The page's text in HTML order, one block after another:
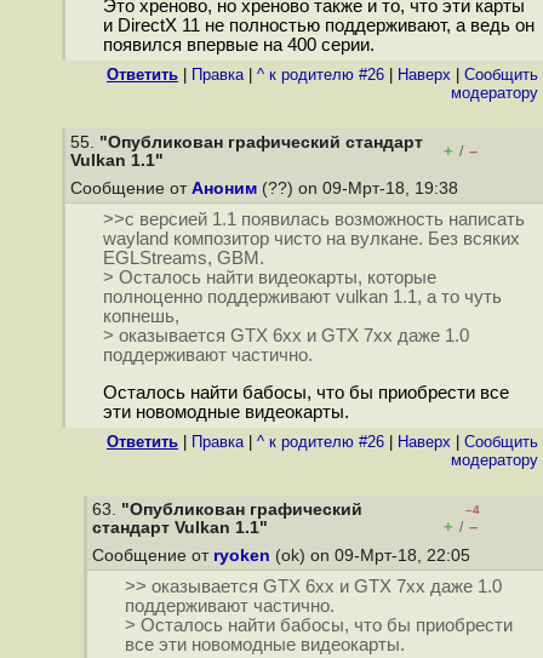
Это хреново, но хреново также и то, что эти карты
и DirectX 11 не полностью поддерживают, а ведь он
появился впервые на 400 серии.
Ответить Правка| ^ к родителю #26 Наверх
Cообщить
модератору
55. "Опубликован графический стандарт
Vulkan 1.1"
+ / –
Сообщение от Аноним (??) on 09-Мрт-18, 19:38
>>с версией 1.1 появилась возможность написать
wayland композитор чисто на вулкане. Без всяких
EGLStreams, GBM.
> Осталось найти видеокарты, которые
полноценно поддерживают vulkan 1.1, а то чуть
копнешь,
> оказывается GTX 6xx и GTX 7xx даже 1.0
поддерживают частично.
Осталось найти бабосы, что бы приобрести все
эти новомодные видеокарты.
Ответить Правка| ^ к родителю #26 Наверх
Cообщить
модератору
63. "Опубликован графический
стандарт Vulkan 1.1"
–4
+ / –
Сообщение от ryoken (ok) on 09-Мрт-18, 22:05
>> оказывается GTX 6xx и GTX 7xx даже 1.0
поддерживают частично.
> Осталось найти бабосы, что бы приобрести
все эти новомодные видеокарты.